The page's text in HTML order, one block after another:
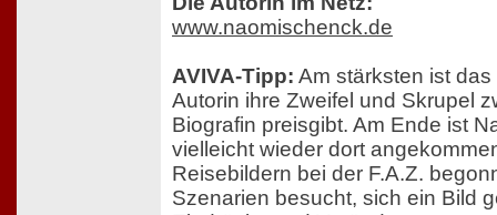
www.naomischenck.de
AVIVA-Tipp: Am stärksten ist
Autorin ihre Zweifel und Skrupel
Biografin preisgibt. Am Ende ist
vielleicht wieder dort
Reisebildern bei der F.A.Z.
Szenarien besucht, sich ein Bild